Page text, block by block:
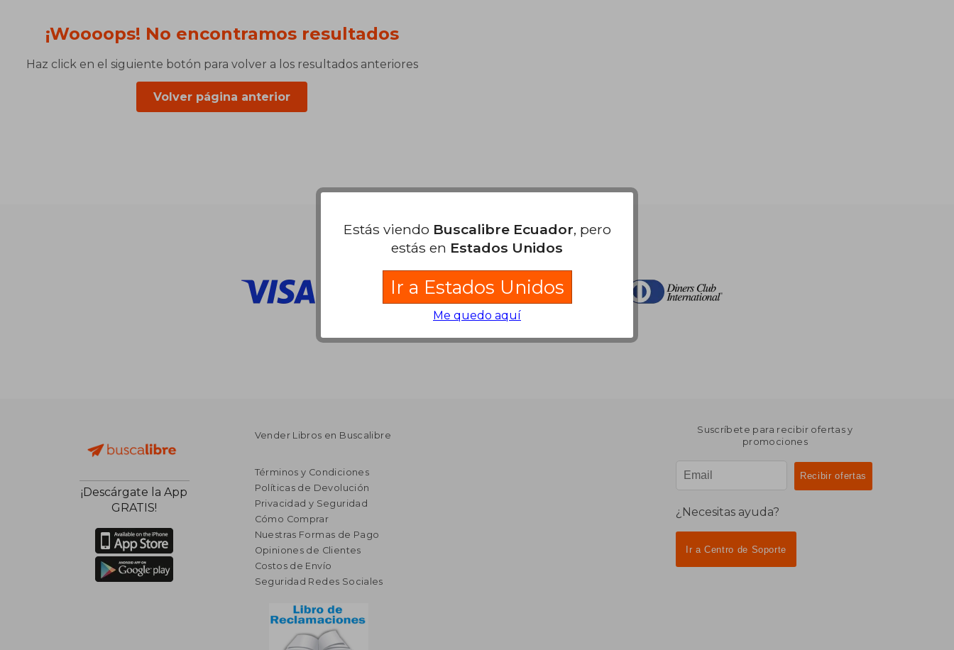
¡Woooops! No encontramos resultados
Haz click en el siguiente botón para volver a los resultados anteriores
Volver página anterior
Nuestras Formas de Pago
¡Descárgate la App
GRATIS!
Vender Libros en Buscalibre
Términos y Condiciones
Políticas de Devolución
Privacidad y Seguridad
Cómo Comprar
Nuestras Formas de Pago
Opiniones de Clientes
Costos de Envío
Seguridad Redes Sociales
Suscríbete para recibir ofertas y
promociones
¿Necesitas ayuda?
Ir a Centro de Soporte
Estás viendo Buscalibre Ecuador, pero
estás en Estados Unidos
Ir a Estados Unidos
Me quedo aquí